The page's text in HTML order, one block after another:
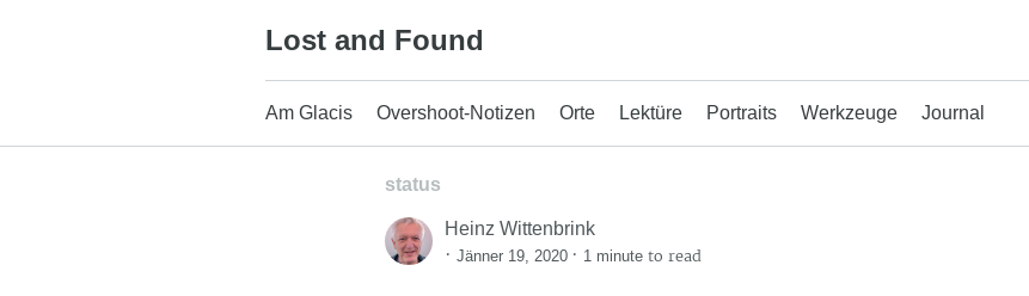
Lost and Found
Am Glacis Overshoot-Notizen Orte Lektüre Portraits Werkzeuge Journal
status
Heinz Wittenbrink
· Jänner 19, 2020 · 1 minute to read